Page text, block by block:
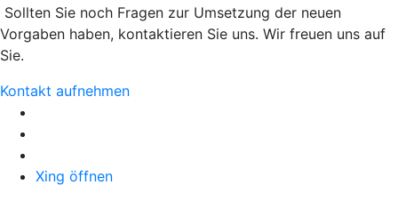
Sollten Sie noch Fragen zur Umsetzung der neuen
Vorgaben haben, kontaktieren Sie uns. Wir freuen uns auf
Sie.
Kontakt aufnehmen
Xing öffnen